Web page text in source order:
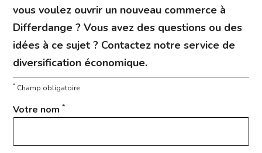
vous voulez ouvrir un nouveau commerce à
Differdange ? Vous avez des questions ou des
idées à ce sujet ? Contactez notre service de
diversification économique.
* Champ obligatoire
Votre nom*